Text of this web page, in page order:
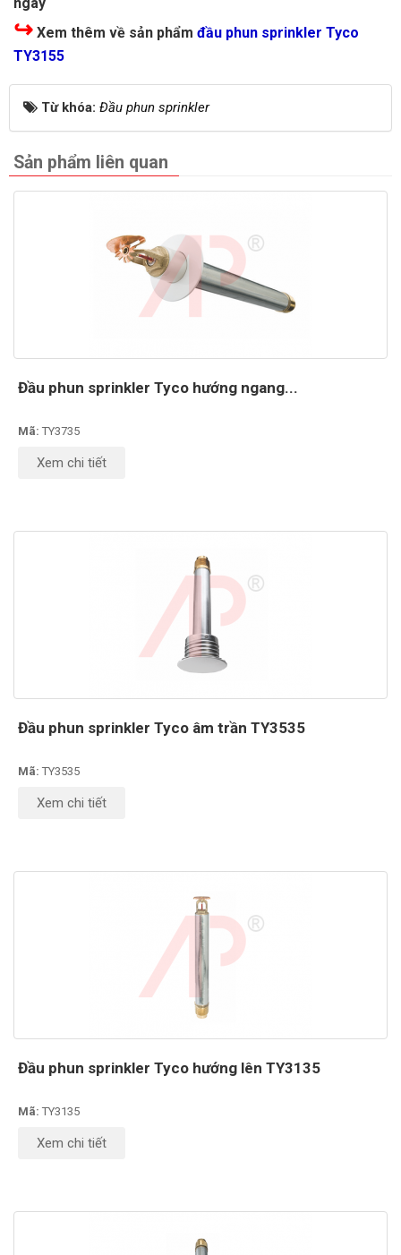
↪ Xem thêm về sản phẩm đầu phun sprinkler Tyco
TY3155
Từ khóa: Đầu phun sprinkler
Sản phẩm liên quan
Đầu phun sprinkler Tyco hướng ngang...
Mã: TY3735
Xem chi tiết
Đầu phun sprinkler Tyco âm trần TY3535
Mã: TY3535
Xem chi tiết
Đầu phun sprinkler Tyco hướng lên TY3135
Mã: TY3135
Xem chi tiết